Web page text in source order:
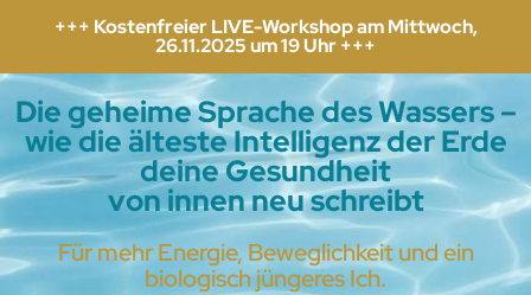
+++ Kostenfreier LIVE-Workshop am Mittwoch,
26.11.2025 um 19 Uhr +++
Die geheime Sprache des Wassers –
wie die älteste Intelligenz der Erde
deine Gesundheit
von innen neu schreibt
Für mehr Energie, Beweglichkeit und ein
biologisch jüngeres Ich.